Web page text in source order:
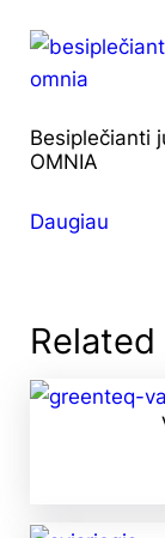
Besiplečianti
OMNIA
Daugiau